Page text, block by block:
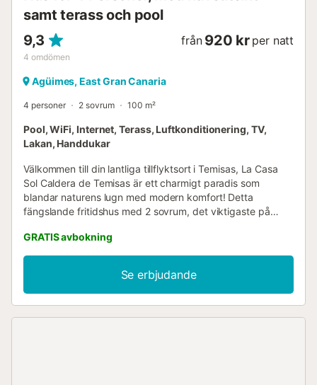
samt terass och pool
9,3
4 omdömen
från 920 kr per natt
Agüimes, East Gran Canaria
4 personer 2 sovrum 100 m²
Pool, WiFi, Internet, Terass, Luftkonditionering, TV,
Lakan, Handdukar
Välkommen till din lantliga tillflyktsort i Temisas, La Casa
Sol Caldera de Temisas är ett charmigt paradis som
blandar naturens lugn med modern komfort! Detta
fängslande fritidshus med 2 sovrum, det viktigaste på
en lugn oas mitt i Temisas naturliga skönhet Tänk dig att
vakna upp i ett mysigt sovrum med en queen size-säng
som omsluter dig, och vid utgången av sovrummet har du
en terrass med en pool som inbjuder dig att börja dina
morgnar med ett uppfriskande dopp medan du njuter av
GRATIS avbokning
Se erbjudande